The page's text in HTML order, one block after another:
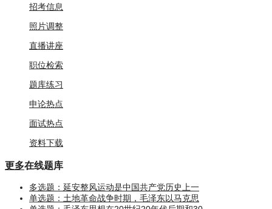
招考信息
照片调整
直播讲座
职位检索
题库练习
申论热点
面试热点
资料下载
更多在线题库
多选题：延安整风运动是中国共产党历史上一
单选题：土地革命战争时期，毛泽东以马克思